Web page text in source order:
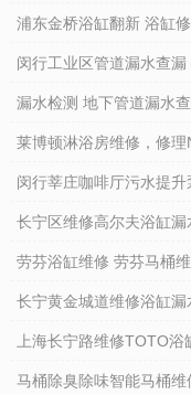
浦东金桥浴缸翻新 浴缸
闵行工业区管道漏水查
漏水检测 地下管道漏水
莱博顿淋浴房维修，修
闵行莘庄咖啡厅污水提
长宁区维修高尔夫浴缸漏
劳芬浴缸维修 劳芬马桶
长宁黄金城道维修浴缸
上海长宁路维修TOTO浴
马桶除臭除味智能马桶